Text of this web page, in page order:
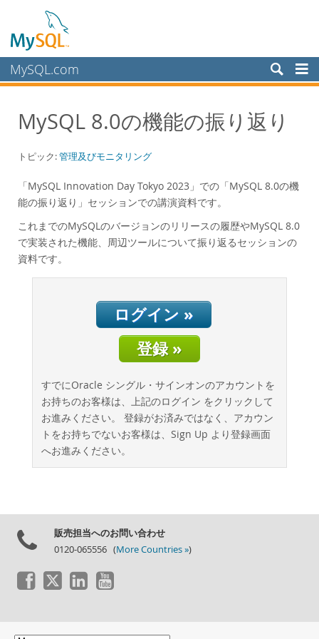
MySQL.com
サービス
MySQL を選ぶ理由
ホワイトペーパー
導入事例
Books
データベースの移行
総所有コスト(TCO)計算ツール
金融サービス
政府
ニュース & イベント
ご購入方法
デベロッパー ゾーン
MySQL 8.0の機能の振り返り
トピック:管理及びモニタリング
「MySQL Innovation Day Tokyo 2023」での「MySQL 8.0の機
能の振り返り」セッションでの講演資料です。
これまでのMySQLのバージョンのリリースの履歴やMySQL 8.0
で実装された機能、周辺ツールについて振り返るセッションの
資料です。
ログイン »
登録 »
すでにOracle シングル・サインオンのアカウントを
お持ちのお客様は、上記のログイン をクリックして
お進みください。 登録がお済みではなく、アカウン
トをお持ちでないお客様は、Sign Up より登録画面
へお進みください。
販売担当へのお問い合わせ
0120-065556 (More Countries »)